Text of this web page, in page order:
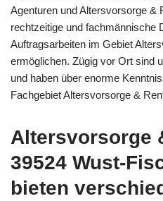
Agenturen und Altersvorsorge &
rechtzeitige und fachmännische
Auftragsarbeiten im Gebiet
ermöglichen. Zügig vor Ort sind
und haben über enorme
Fachgebiet Altersvorsorge &
Altersvorsorge
39524 Wust-
bieten